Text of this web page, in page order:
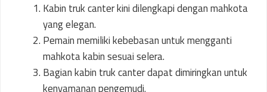
Kabin truk canter kini dilengkapi dengan mahkota
yang elegan.
Pemain memiliki kebebasan untuk mengganti
mahkota kabin sesuai selera.
Bagian kabin truk canter dapat dimiringkan untuk
kenyamanan pengemudi.